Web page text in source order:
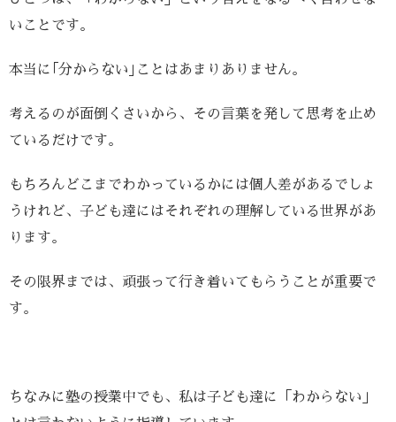
いことです。
本当に｢分からない｣ことはあまりありません。
考えるのが面倒くさいから、その言葉を発して思考を止め
ているだけです。
もちろんどこまでわかっているかには個人差があるでしょ
うけれど、子ども達にはそれぞれの理解している世界があ
ります。
その限界までは、頑張って行き着いてもらうことが重要で
す。
ちなみに塾の授業中でも、私は子ども達に「わからない」